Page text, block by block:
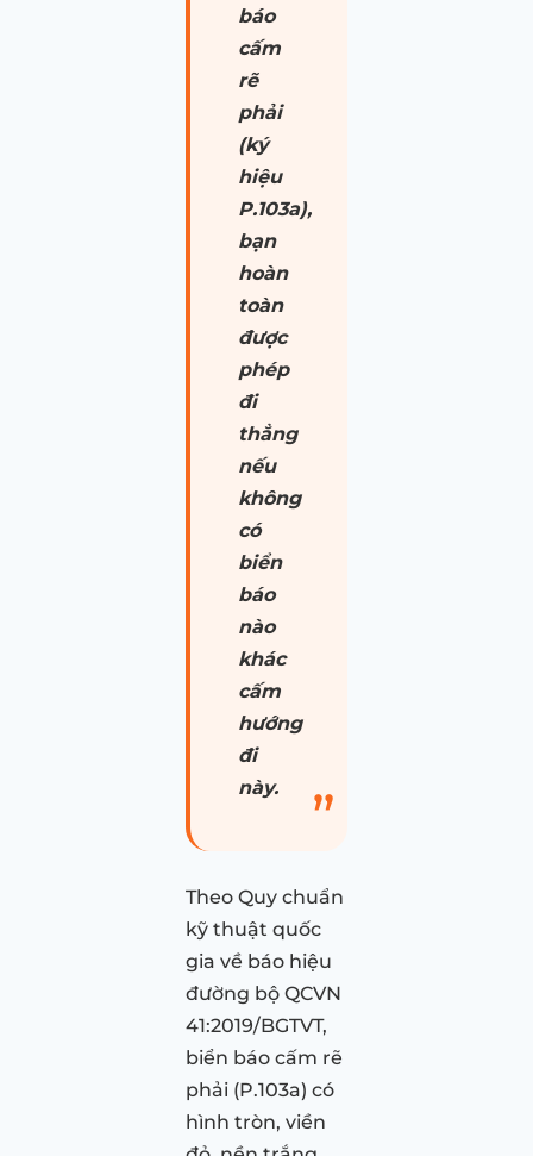
báo
cấm
rẽ
phải
(ký
hiệu
P.103a),
bạn
hoàn
toàn
được
phép
đi
thẳng
nếu
không
có
biển
báo
nào
khác
cấm
hướng
đi
này.
Theo Quy chuẩn
kỹ thuật quốc
gia về báo hiệu
đường bộ QCVN
41:2019/BGTVT,
biển báo cấm rẽ
phải (P.103a) có
hình tròn, viền